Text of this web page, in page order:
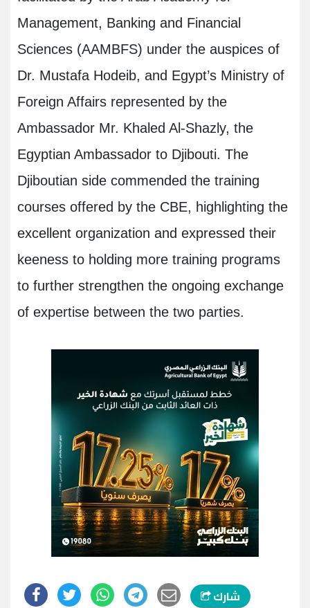
Management, Banking and Financial
Sciences (AAMBFS) under the auspices of
Dr. Mustafa Hodeib, and Egypt’s Ministry of
Foreign Affairs represented by the
Ambassador Mr. Khaled Al-Shazly, the
Egyptian Ambassador to Djibouti. The
Djiboutian side commended the training
courses offered by the CBE, highlighting the
excellent organization and expressed their
keeness to holding more training programs
to further strengthen the ongoing exchange
of expertise between the two parties.
شارك